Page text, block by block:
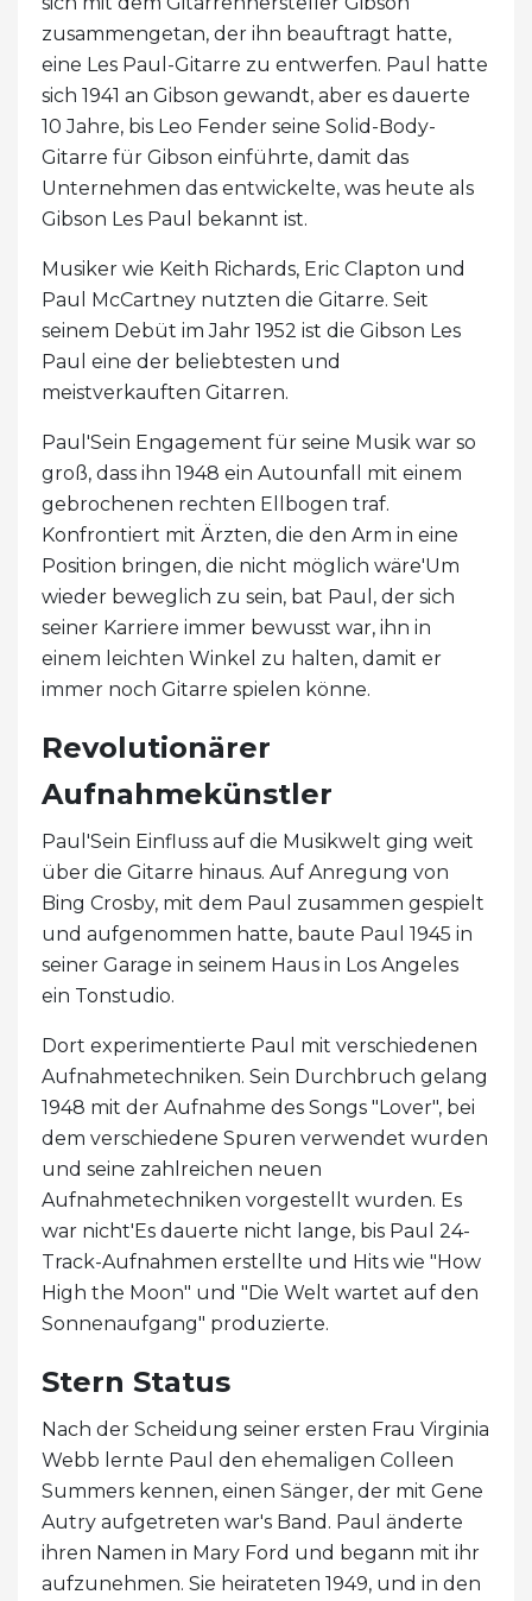
zusammengetan, der ihn beauftragt hatte,
eine Les Paul-Gitarre zu entwerfen. Paul hatte
sich 1941 an Gibson gewandt, aber es dauerte
10 Jahre, bis Leo Fender seine Solid-Body-
Gitarre für Gibson einführte, damit das
Unternehmen das entwickelte, was heute als
Gibson Les Paul bekannt ist.
Musiker wie Keith Richards, Eric Clapton und
Paul McCartney nutzten die Gitarre. Seit
seinem Debüt im Jahr 1952 ist die Gibson Les
Paul eine der beliebtesten und
meistverkauften Gitarren.
Paul'Sein Engagement für seine Musik war so
groß, dass ihn 1948 ein Autounfall mit einem
gebrochenen rechten Ellbogen traf.
Konfrontiert mit Ärzten, die den Arm in eine
Position bringen, die nicht möglich wäre'Um
wieder beweglich zu sein, bat Paul, der sich
seiner Karriere immer bewusst war, ihn in
einem leichten Winkel zu halten, damit er
immer noch Gitarre spielen könne.
Revolutionärer
Aufnahmekünstler
Paul'Sein Einfluss auf die Musikwelt ging weit
über die Gitarre hinaus. Auf Anregung von
Bing Crosby, mit dem Paul zusammen gespielt
und aufgenommen hatte, baute Paul 1945 in
seiner Garage in seinem Haus in Los Angeles
ein Tonstudio.
Dort experimentierte Paul mit verschiedenen
Aufnahmetechniken. Sein Durchbruch gelang
1948 mit der Aufnahme des Songs "Lover", bei
dem verschiedene Spuren verwendet wurden
und seine zahlreichen neuen
Aufnahmetechniken vorgestellt wurden. Es
war nicht'Es dauerte nicht lange, bis Paul 24-
Track-Aufnahmen erstellte und Hits wie "How
High the Moon" und "Die Welt wartet auf den
Sonnenaufgang" produzierte.
Stern Status
Nach der Scheidung seiner ersten Frau Virginia
Webb lernte Paul den ehemaligen Colleen
Summers kennen, einen Sänger, der mit Gene
Autry aufgetreten war's Band. Paul änderte
ihren Namen in Mary Ford und begann mit ihr
aufzunehmen. Sie heirateten 1949, und in den